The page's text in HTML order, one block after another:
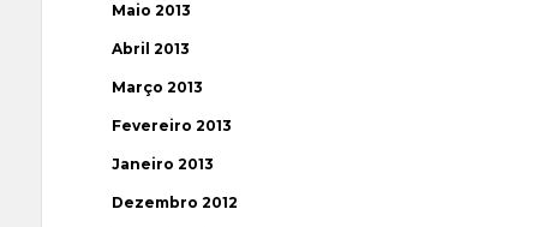
Maio 2013
Abril 2013
Março 2013
Fevereiro 2013
Janeiro 2013
Dezembro 2012